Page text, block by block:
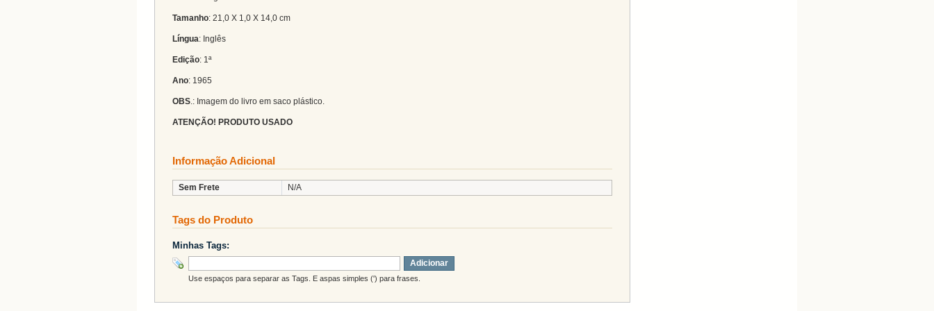
Tamanho: 21,0 X 1,0 X 14,0 cm
Língua: Inglês
Edição: 1ª
Ano: 1965
OBS.: Imagem do livro em saco plástico.
ATENÇÃO! PRODUTO USADO
Informação Adicional
Sem Frete N/A
Tags do Produto
Minhas Tags:
Adicionar
Use espaços para separar as Tags. E aspas simples (') para frases.